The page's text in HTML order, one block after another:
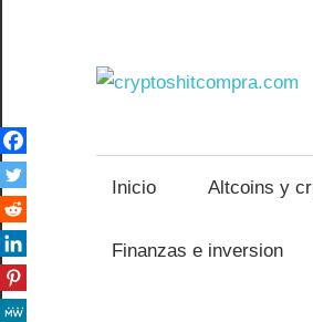
contenido
Inicio Altcoins y
Finanzas e inversion